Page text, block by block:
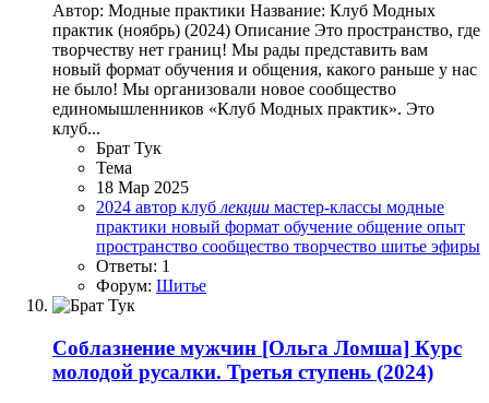
Автор: Модные практики Название: Клуб Модных
практик (ноябрь) (2024) Описание Это пространство, где
творчеству нет границ! Мы рады представить вам
новый формат обучения и общения, какого раньше у нас
не было! Мы организовали новое сообщество
единомышленников «Клуб Модных практик». Это
клуб...
Брат Тук
Тема
18 Мар 2025
2024 автор клуб лекции мастер-классы модные
практики новый формат обучение общение опыт
пространство сообщество творчество шитье эфиры
Ответы: 1
Форум: Шитье
Соблазнение мужчин [Ольга Ломша] Курс
молодой русалки. Третья ступень (2024)